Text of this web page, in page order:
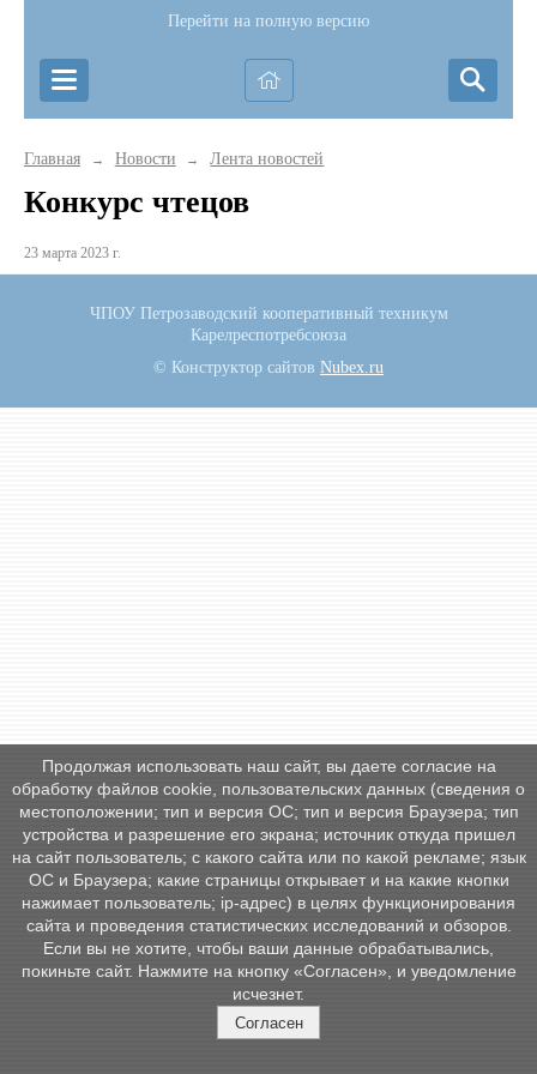
Перейти на полную версию
Главная → Новости → Лента новостей
Конкурс чтецов
23 марта 2023 г.
ЧПОУ Петрозаводский кооперативный техникум
Карелреспотребсоюза
© Конструктор сайтов Nubex.ru
Продолжая использовать наш сайт, вы даете согласие на
обработку файлов cookie, пользовательских данных (сведения о
местоположении; тип и версия ОС; тип и версия Браузера; тип
устройства и разрешение его экрана; источник откуда пришел
на сайт пользователь; с какого сайта или по какой рекламе; язык
ОС и Браузера; какие страницы открывает и на какие кнопки
нажимает пользователь; ip-адрес) в целях функционирования
сайта и проведения статистических исследований и обзоров.
Если вы не хотите, чтобы ваши данные обрабатывались,
покиньте сайт. Нажмите на кнопку «Согласен», и уведомление
исчезнет.
Согласен